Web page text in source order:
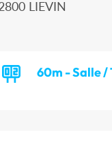
LIEVIN
60m - Salle /